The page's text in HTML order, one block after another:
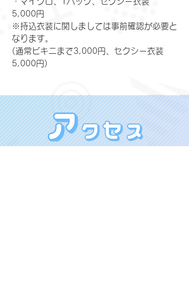
5,000円
※持込衣装に関しましては事前確認が必要と
なります。
(通常ビキニまで3,000円、セクシー衣装
5,000円)